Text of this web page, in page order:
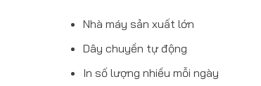
Nhà máy sản xuất lớn
Dây chuyền tự động
In số lượng nhiều mỗi ngày